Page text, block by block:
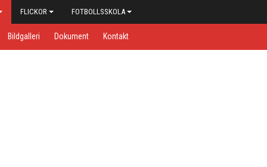
FLICKOR FOTBOLLSSKOLA
Bildgalleri Dokument Kontakt